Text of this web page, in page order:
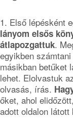
1. Első lépésként
lányom elsős
átlapozgattuk.
egyikben
másikban betűket
lehet. Elolvastuk
olvasás, írás.
őket, ahol
adott oldalon